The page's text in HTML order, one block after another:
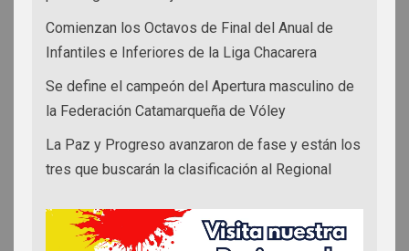
Comienzan los Octavos de Final del Anual de
Infantiles e Inferiores de la Liga Chacarera
Se define el campeón del Apertura masculino de
la Federación Catamarqueña de Vóley
La Paz y Progreso avanzaron de fase y están los
tres que buscarán la clasificación al Regional